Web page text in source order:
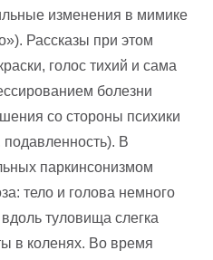
изменения в мимике
Рассказы при этом
голос тихий и сама
болезни
со стороны психики
В
паркинсонизмом
тело и голова немного
туловища слегка
в коленях. Во время